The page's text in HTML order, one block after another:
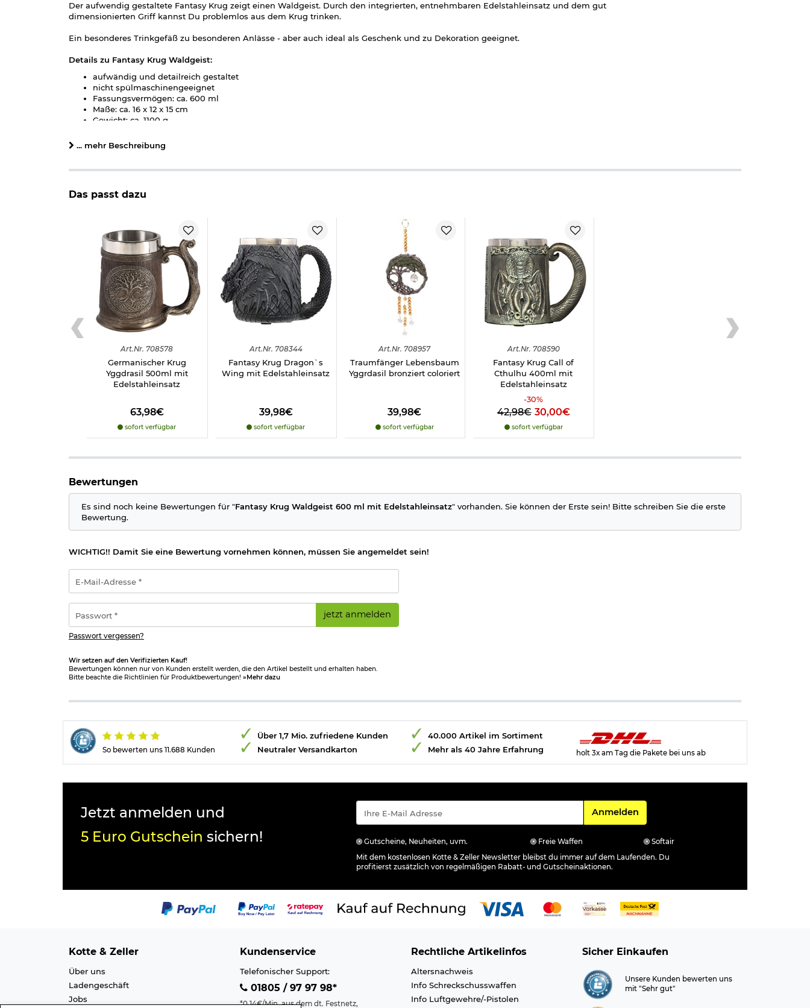
Der aufwendig gestaltete Fantasy Krug zeigt einen Waldgeist. Durch den integrierten, entnehmbaren Edelstahleinsatz und dem gut
dimensionierten Griff kannst Du problemlos aus dem Krug trinken.
Ein besonderes Trinkgefäß zu besonderen Anlässe - aber auch ideal als Geschenk und zu Dekoration geeignet.
Details zu Fantasy Krug Waldgeist:
aufwändig und detailreich gestaltet
nicht spülmaschinengeeignet
Fassungsvermögen: ca. 600 ml
Maße: ca. 16 x 12 x 15 cm
Gewicht: ca. 1100 g
Material Trinkeinsatz: Edelstahl, entnehmbar
... mehr Beschreibung
Das passt dazu
Art.Nr. 708578
Germanischer Krug
Yggdrasil 500ml mit
Edelstahleinsatz
63,98€
sofort verfügbar
Art.Nr. 708344
Fantasy Krug Dragon`s
Wing mit Edelstahleinsatz
39,98€
sofort verfügbar
Art.Nr. 708957
Traumfänger Lebensbaum
Yggrdasil bronziert coloriert
39,98€
sofort verfügbar
Art.Nr. 708590
Fantasy Krug Call of
Cthulhu 400ml mit
Edelstahleinsatz
-30%
42,98€ 30,00€
sofort verfügbar
Bewertungen
Es sind noch keine Bewertungen für "Fantasy Krug Waldgeist 600 ml mit Edelstahleinsatz" vorhanden. Sie können der Erste sein! Bitte schreiben Sie die erste
Bewertung.
WICHTIG!! Damit Sie eine Bewertung vornehmen können, müssen Sie angemeldet sein!
Mail-
Adresse
*
jetzt anmelden
Passwort vergessen?
Wir setzen auf den Verifizierten Kauf!
Bewertungen können nur von Kunden erstellt werden, die den Artikel bestellt und erhalten haben.
Bitte beachte die Richtlinien für Produktbewertungen! »Mehr dazu
So bewerten uns 11.688 Kunden
Über 1,7 Mio. zufriedene Kunden
Neutraler Versandkarton
40.000 Artikel im Sortiment
Mehr als 40 Jahre Erfahrung
holt 3x am Tag die Pakete bei uns ab
Jetzt anmelden und
5 Euro Gutschein sichern!
Für den Newsletter
Anmelden
Gutscheine, Neuheiten, uvm. Freie Waffen
Softair
Mit dem kostenlosen Kotte & Zeller Newsletter bleibst du immer auf dem Laufenden. Du
profitierst zusätzlich von regelmäßigen Rabatt- und Gutscheinaktionen.
Kotte & Zeller
Über uns
Ladengeschäft
Jobs
Kundenservice
Telefonischer Support:
01805 / 97 97 98*
*0,14€/Min. aus dem dt. Festnetz,
Rechtliche Artikelinfos
Altersnachweis
Info Schreckschusswaffen
Info Luftgewehre/-Pistolen
Sicher Einkaufen
Unsere Kunden bewerten uns
mit "Sehr gut"